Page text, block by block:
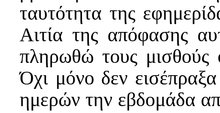
ταυτότητα της
Αιτία της απόφασης
πληρωθώ τους μισθούς
Όχι μόνο δεν
ημερών την εβδομάδα